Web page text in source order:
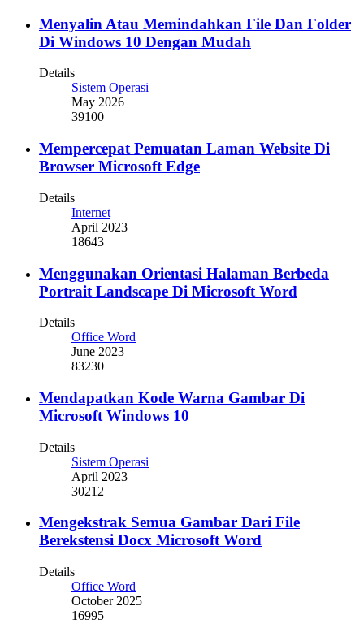
Menyalin Atau Memindahkan File Dan Folder
Di Windows 10 Dengan Mudah
Details
Sistem Operasi
May 2026
39100
Mempercepat Pemuatan Laman Website Di
Browser Microsoft Edge
Details
Internet
April 2023
18643
Menggunakan Orientasi Halaman Berbeda
Portrait Landscape Di Microsoft Word
Details
Office Word
June 2023
83230
Mendapatkan Kode Warna Gambar Di
Microsoft Windows 10
Details
Sistem Operasi
April 2023
30212
Mengekstrak Semua Gambar Dari File
Berekstensi Docx Microsoft Word
Details
Office Word
October 2025
16995